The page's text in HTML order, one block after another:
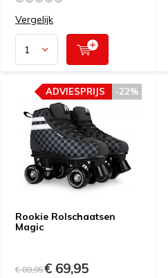
Vergelijk
Rookie Rolschaatsen
Magic
-22%
ADVIESPRIJS
€ 89,95€ 69,95